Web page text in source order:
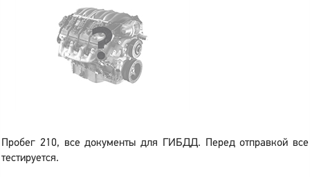
Пробег 210, все документы для ГИБДД. Перед отправкой все
тестируется.